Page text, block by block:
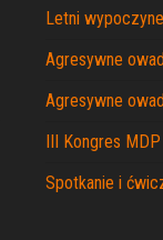
Letni
Agresywne
Agresywne
III Kongres
Spotkanie i